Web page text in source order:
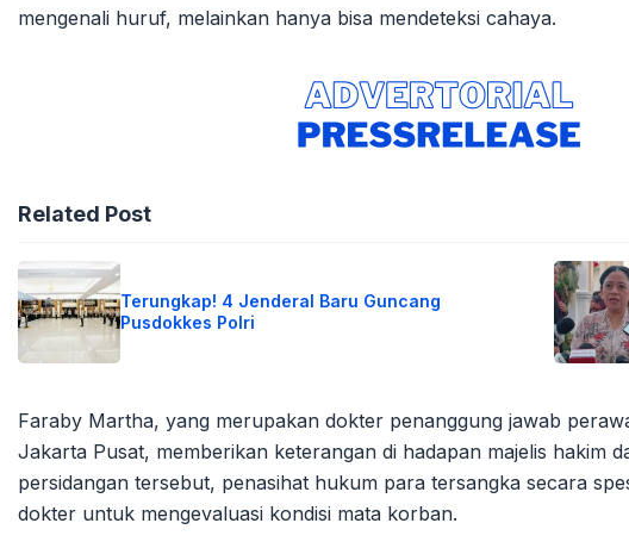
mengenali huruf, melainkan hanya bisa mendeteksi cahaya.
Related Post
Terungkap! 4 Jenderal Baru Guncang
Pusdokkes Polri
Faraby Martha, yang merupakan dokter penanggung jawab
Jakarta Pusat, memberikan keterangan di hadapan majelis hakim
persidangan tersebut, penasihat hukum para tersangka secara
dokter untuk mengevaluasi kondisi mata korban.